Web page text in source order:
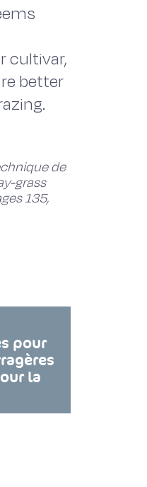
cultivar,
better
de
grass
135,
pour
la